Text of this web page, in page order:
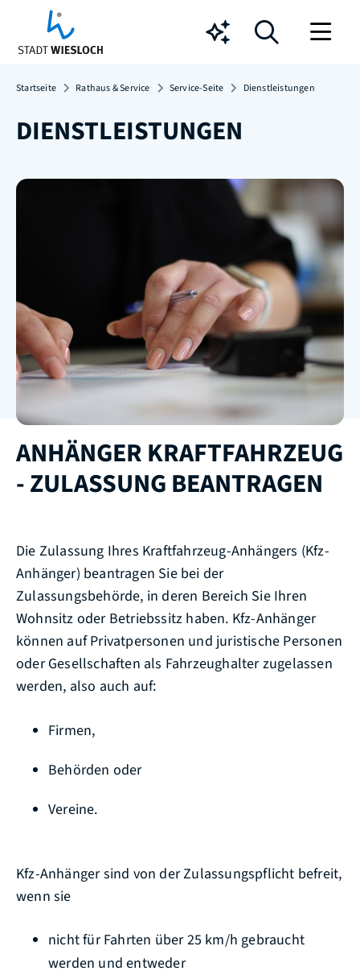
Chatbot
Startseite Rathaus & Service Service-Seite Dienstleistungen
DIENSTLEISTUNGEN
ANHÄNGER KRAFTFAHRZEUG
- ZULASSUNG BEANTRAGEN
Die Zulassung Ihres Kraftfahrzeug-Anhängers (Kfz-
Anhänger) beantragen Sie bei der
Zulassungsbehörde, in deren Bereich Sie Ihren
Wohnsitz oder Betriebssitz haben. Kfz-Anhänger
können auf Privatpersonen und juristische Personen
oder Gesellschaften als Fahrzeughalter zugelassen
werden, also auch auf:
Firmen,
Behörden oder
Vereine.
Kfz-Anhänger sind von der Zulassungspflicht befreit,
wenn sie
nicht für Fahrten über 25 km/h gebraucht
werden und entweder